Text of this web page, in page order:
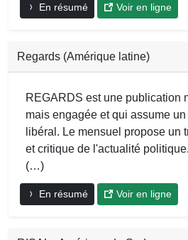
En résumé Voir en ligne
Regards (Amérique latine)
REGARDS est une publication
mais engagée et qui assume
libéral. Le mensuel propose un
et critique de l'actualité
(…)
En résumé Voir en ligne